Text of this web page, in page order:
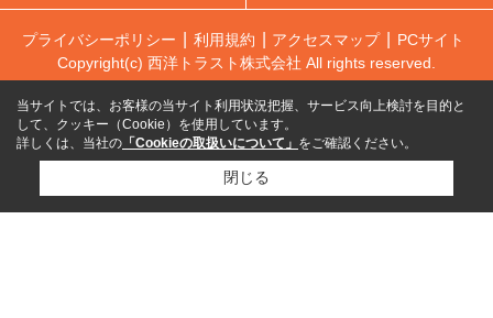
プライバシーポリシー 利用規約 アクセスマップ
PCサイト
Copyright(c) 西洋トラスト株式会社 All rights reserved.
当サイトでは、お客様の当サイト利用状況把握、サービス向上検討を目的と
して、クッキー（Cookie）を使用しています。
詳しくは、当社の 「Cookieの取扱いについて」 をご確認ください。
閉じる